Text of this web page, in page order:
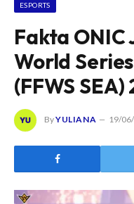
ESPORTS
Fakta ONIC
World
(FFWS
ByYULIANA 19/